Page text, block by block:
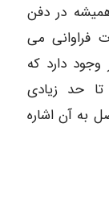
همیشه در دفن
فراوانی می
دارد که
تا حد زیادی
به آن اشاره